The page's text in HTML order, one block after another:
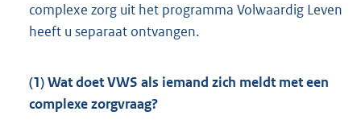
complexe zorg uit het programma Volwaardig Leven
heeft u separaat ontvangen.
(1) Wat doet VWS als iemand zich meldt met een
complexe zorgvraag?